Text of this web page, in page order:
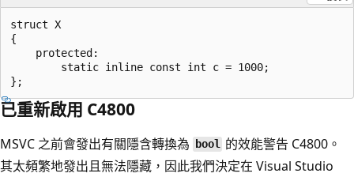
struct X
{
    protected:
        static inline const int c = 1000;
已重新啟用 C4800
MSVC 之前會發出有關隱含轉換為 bool 的效能警告 C4800。
其太頻繁地發出且無法隱藏，因此我們決定在 Visual Studio